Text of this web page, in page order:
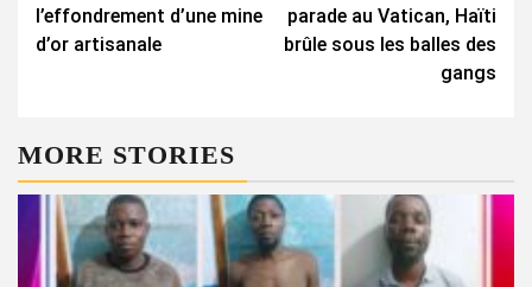
l’effondrement d’une mine
d’or artisanale
parade au Vatican, Haïti
brûle sous les balles des
gangs
MORE STORIES